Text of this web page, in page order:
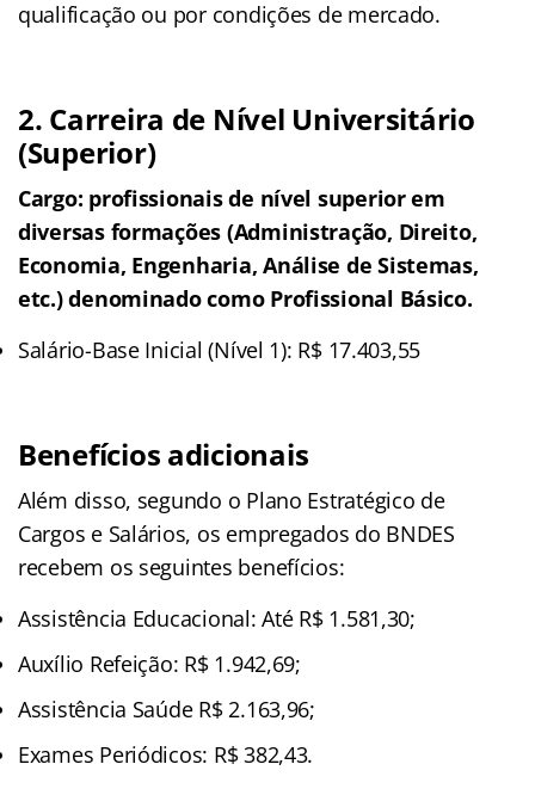
qualificação ou por condições de mercado.
2. Carreira de Nível Universitário
(Superior)
Cargo: profissionais de nível superior em
diversas formações (Administração, Direito,
Economia, Engenharia, Análise de Sistemas,
etc.) denominado como Profissional Básico.
Salário-Base Inicial (Nível 1): R$ 17.403,55
Benefícios adicionais
Além disso, segundo o Plano Estratégico de
Cargos e Salários, os empregados do BNDES
recebem os seguintes benefícios:
Assistência Educacional: Até R$ 1.581,30;
Auxílio Refeição: R$ 1.942,69;
Assistência Saúde R$ 2.163,96;
Exames Periódicos: R$ 382,43.